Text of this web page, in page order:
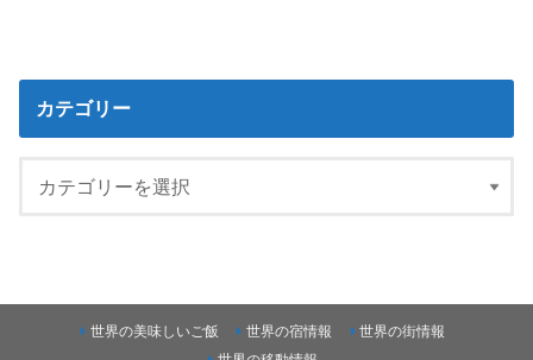
カテゴリー
世界の美味しいご飯 世界の宿情報
世界の街情報